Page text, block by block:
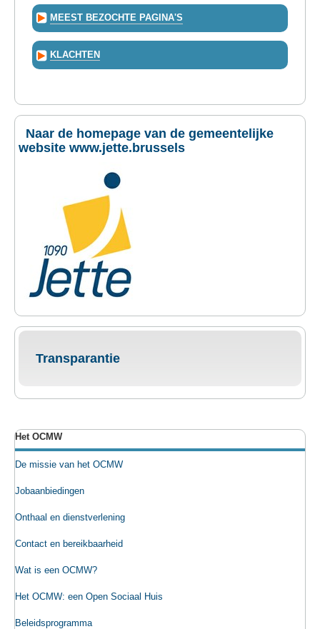
MEEST BEZOCHTE PAGINA'S
KLACHTEN
Naar de homepage van de gemeentelijke
website www.jette.brussels
Transparantie
Het OCMW
De missie van het OCMW
Jobaanbiedingen
Onthaal en dienstverlening
Contact en bereikbaarheid
Wat is een OCMW?
Het OCMW: een Open Sociaal Huis
Beleidsprogramma